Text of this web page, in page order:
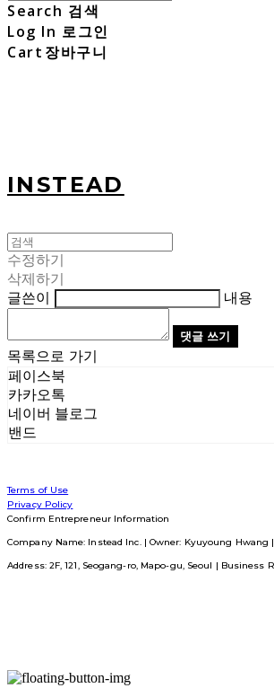
Search 검색
Log In 로그인
Cart 장바구니
INSTEAD
수정하기
삭제하기
글쓴이
내용
댓글 쓰기
목록으로 가기
페이스북
카카오톡
네이버 블로그
밴드
Terms of Use
Privacy Policy
Confirm Entrepreneur Information
Company Name: Instead Inc. | Owner: Kyuyoung
Address: 2F, 121, Seogang-ro, Mapo-gu, Seoul |